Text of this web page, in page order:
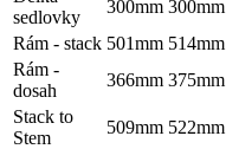
sedlovky
300mm 300mm
Rám - stack 501mm 514mm
Rám -
dosah
366mm 375mm
Stack to
Stem
509mm 522mm